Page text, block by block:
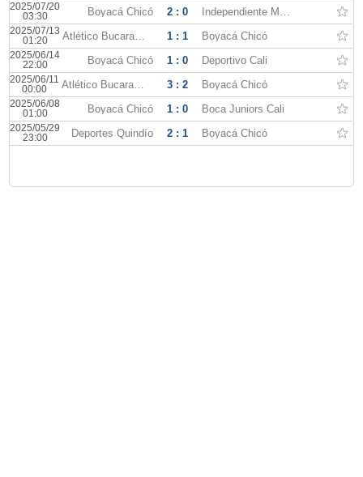
2025/07/20
03:30
Boyacá Chicó 2 : 0 Independiente Medellín
2025/07/13
01:20
Atlético Bucaramanga 1 : 1 Boyacá Chicó
2025/06/14
22:00
Boyacá Chicó 1 : 0 Deportivo Cali
2025/06/11
00:00
Atlético Bucaramanga 3 : 2 Boyacá Chicó
2025/06/08
01:00
Boyacá Chicó 1 : 0 Boca Juniors Cali
2025/05/29
23:00
Deportes Quindío 2 : 1 Boyacá Chicó